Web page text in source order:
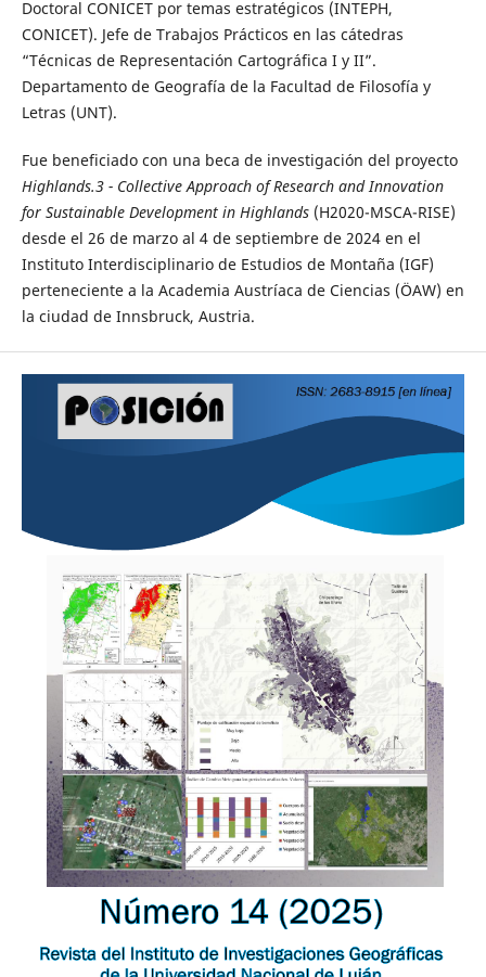
Doctoral CONICET por temas estratégicos (INTEPH,
CONICET). Jefe de Trabajos Prácticos en las cátedras
“Técnicas de Representación Cartográfica I y II”.
Departamento de Geografía de la Facultad de Filosofía y
Letras (UNT).
Fue beneficiado con una beca de investigación del proyecto
Highlands.3 - Collective Approach of Research and Innovation
for Sustainable Development in Highlands(H2020-MSCA-RISE)
desde el 26 de marzo al 4 de septiembre de 2024 en el
Instituto Interdisciplinario de Estudios de Montaña (IGF)
perteneciente a la Academia Austríaca de Ciencias (ÖAW) en
la ciudad de Innsbruck, Austria.